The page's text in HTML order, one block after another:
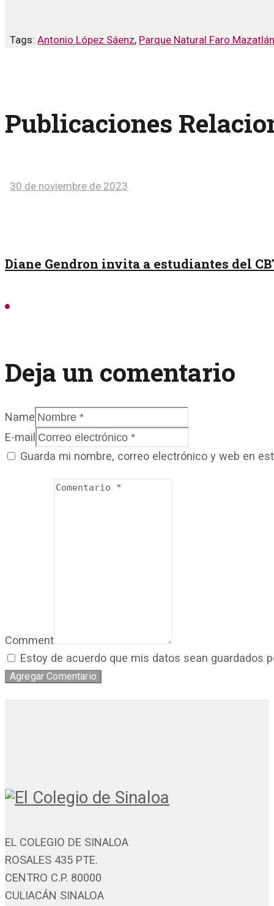
Tags: Antonio López Sáenz, Parque Natural Faro
Publicaciones
30 de noviembre de 2023
Diane Gendron invita a estudiantes del
Deja un comentario
Name
E-mail
Guarda mi nombre, correo electrónico y web en
Comment
Estoy de acuerdo que mis datos sean guardados
EL COLEGIO DE SINALOA
ROSALES 435 PTE.
CENTRO C.P. 80000
CULIACÁN SINALOA